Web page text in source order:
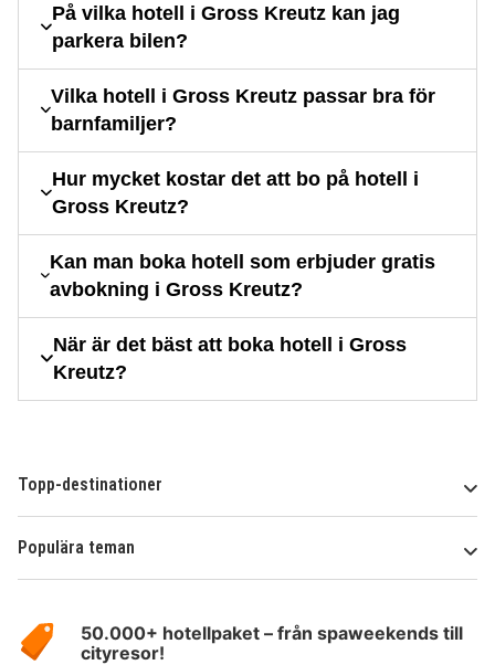
På vilka hotell i Gross Kreutz kan jag
parkera bilen?
Vilka hotell i Gross Kreutz passar bra för
barnfamiljer?
Hur mycket kostar det att bo på hotell i
Gross Kreutz?
Kan man boka hotell som erbjuder gratis
avbokning i Gross Kreutz?
När är det bäst att boka hotell i Gross
Kreutz?
Topp-destinationer
Populära teman
HotelSpecials50.000+ hotellpaket – från spaweekends till
cityresor!